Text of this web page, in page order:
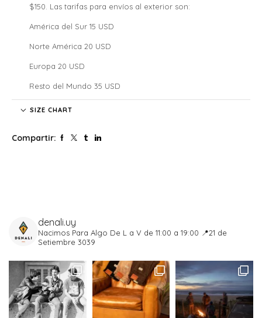
$150. Las tarifas para envíos al exterior son:
América del Sur 15 USD
Norte América 20 USD
Europa 20 USD
Resto del Mundo 35 USD
Denali no se hace responsable por las regulaciones
responsables por los costos y atrasos que estos puedan
Tené en cuenta que cada pedido solo puede ser
entregado en un solo lugar y, una vez despachado, el
pedido no podrá ser redireccionado.
Entregas (información a definir con el courier):
Las entregas de pedidos serán realizados por la empresa
DAC de lunes a viernes de 08 a 18 hs. No se entregan
pedidos los sábados, domingos ni feriados.
La entrega puede ser recibida por cualquier persona
SIZE CHART
Compartir:
denali.uy
Nacimos Para Algo De L a V de 11:00 a 19:00 📍21 de
Setiembre 3039